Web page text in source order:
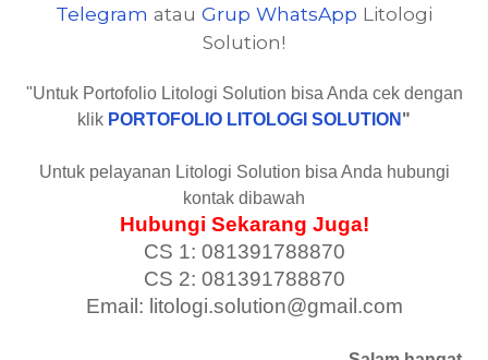
Telegram atau Grup WhatsApp Litologi
Solution!
"Untuk Portofolio Litologi Solution bisa Anda cek dengan
klik PORTOFOLIO LITOLOGI SOLUTION "
Untuk pelayanan Litologi Solution bisa Anda hubungi
kontak dibawah
Hubungi Sekarang Juga!
CS 1: 081391788870
CS 2: 081391788870
Email: litologi.solution@gmail.com